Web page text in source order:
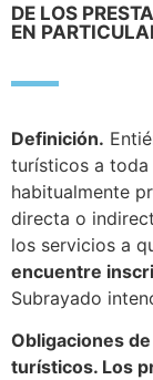
DE LOS
EN
Definición.
turísticos a toda
habitualmente
directa o
los servicios a
encuentre
Subrayado
Obligaciones
turísticos. Los